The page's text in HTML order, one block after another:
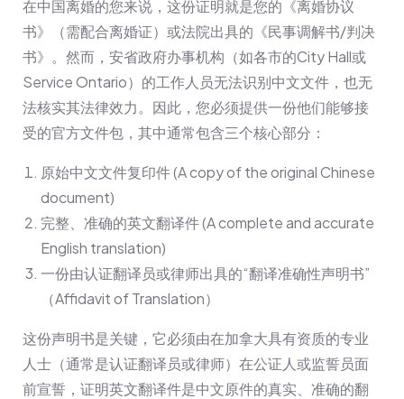
在中国离婚的您来说，这份证明就是您的《离婚协议
书》（需配合离婚证）或法院出具的《民事调解书/判决
书》。然而，安省政府办事机构（如各市的City Hall或
Service Ontario）的工作人员无法识别中文文件，也无
法核实其法律效力。因此，您必须提供一份他们能够接
受的官方文件包，其中通常包含三个核心部分：
原始中文文件复印件 (A copy of the original Chinese
document)
完整、准确的英文翻译件 (A complete and accurate
English translation)
一份由认证翻译员或律师出具的“翻译准确性声明书”
（Affidavit of Translation）
这份声明书是关键，它必须由在加拿大具有资质的专业
人士（通常是认证翻译员或律师）在公证人或监誓员面
前宣誓，证明英文翻译件是中文原件的真实、准确的翻